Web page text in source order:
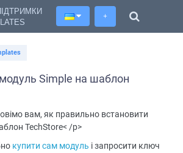
+
Simple на шаблон
вам, як правильно встановити
TechStore< /p>
купити сам модуль і запросити ключ